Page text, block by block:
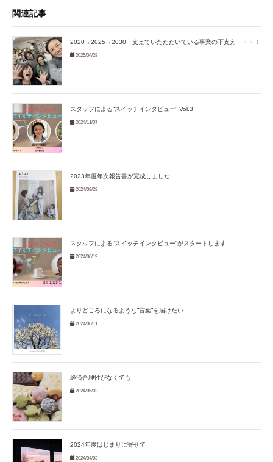
関連記事
2020→2025→2030 支えていたただいている事業の下支え・・・！
2025/04/28
スタッフによる“スイッチインタビュー” Vol.3
2024/11/07
2023年度年次報告書が完成しました
2024/08/28
スタッフによる“スイッチインタビュー”がスタートします
2024/06/19
よりどころになるような”言葉”を届けたい
2024/06/11
経済合理性がなくても
2024/05/02
2024年度はじまりに寄せて
2024/04/03